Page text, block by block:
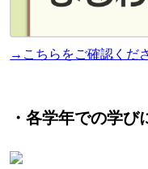
→こちらをご確認くだ
・各学年での学び